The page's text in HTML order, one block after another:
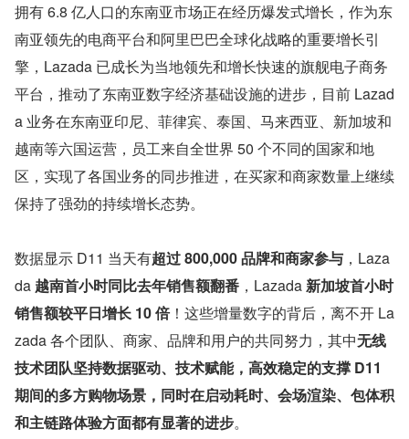
拥有 6.8 亿人口的东南亚市场正在经历爆发式增长，作为东
南亚领先的电商平台和阿里巴巴全球化战略的重要增长引
擎，Lazada 已成长为当地领先和增长快速的旗舰电子商务
平台，推动了东南亚数字经济基础设施的进步，目前 Lazad
a 业务在东南亚印尼、菲律宾、泰国、马来西亚、新加坡和
越南等六国运营，员工来自全世界 50 个不同的国家和地
区，实现了各国业务的同步推进，在买家和商家数量上继续
保持了强劲的持续增长态势。
数据显示 D11 当天有超过 800,000 品牌和商家参与 ，Laza
da 越南首小时同比去年销售额翻番 ，Lazada 新加坡首小时
销售额较平日增长 10 倍！这些增量数字的背后，离不开 La
zada 各个团队、商家、品牌和用户的共同努力，其中无线
技术团队坚持数据驱动、技术赋能，高效稳定的支撑 D11
期间的多方购物场景，同时在启动耗时、会场渲染、包体积
和主链路体验方面都有显著的进步。